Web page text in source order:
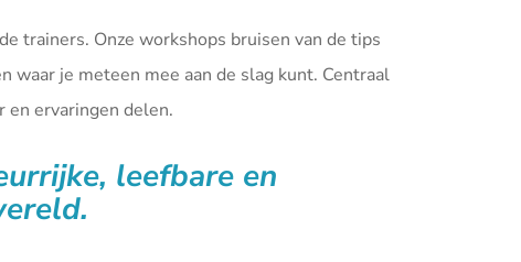
trainers. Onze workshops bruisen van de tips
waar je meteen mee aan de slag kunt. Centraal
en ervaringen delen.
leefbare en